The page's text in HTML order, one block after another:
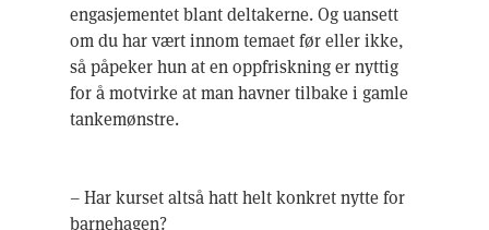
engasjementet blant deltakerne. Og uansett
om du har vært innom temaet før eller ikke,
så påpeker hun at en oppfriskning er nyttig
for å motvirke at man havner tilbake i gamle
tankemønstre.
– Har kurset altså hatt helt konkret nytte for
barnehagen?